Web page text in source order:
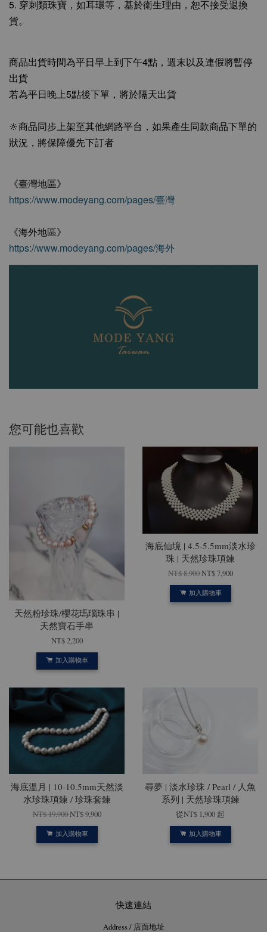
5. 穿刺類珠寶，如耳環等，基於衛生理由，恕不接受退換
貨。
商品出貨時間為平日早上到下午4點，週末以及連假將暫停
出貨
若為平日晚上5點後下單，將於隔天出貨
🔆商品同步上架至其他網路平台，如果產生同款商品下單的
狀況，將保障優先下訂者
《臺灣地區》
https://www.modeyang.com/pages/臺灣
《海外地區》
https://www.modeyang.com/pages/海外
您可能也喜歡
天然粉珍珠/櫻花瑪瑙珠串 |
天然寶石手串
NT$ 2,200
加入購物車
海底仙境 | 4.5-5.5mm淡水珍
珠 | 天然珍珠項鍊
NT$ 8,900NT$ 7,900
加入購物車
海底溫月 | 10-10.5mm天然淡
水珍珠項鍊 / 珍珠套鍊
NT$ 19,900NT$ 9,900
加入購物車
尋夢 | 淡水珍珠 / Pearl / 人魚
系列 | 天然珍珠項鍊
從NT$ 1,900 起
加入購物車
快速連結
Address / 店面地址